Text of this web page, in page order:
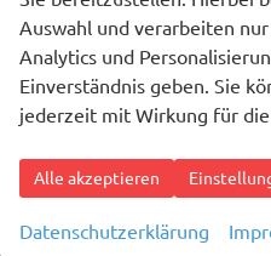
Drive Mode Select
Abgedunkelte Scheiben
Frontscheibe beheizbar
ZV Fernbedienung
Innenausstattung:
Sitzheizung
Sitze elektrisch Fahrer/
Auswahl und verarbeiten
Analytics und
Einverständnis geben. Sie
jederzeit mit Wirkung für
Alle akzeptieren
Datenschutzerklärung